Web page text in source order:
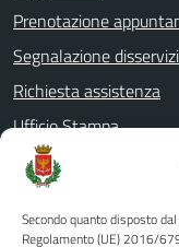
Secondo quanto disposto
Regolamento (UE) 2016/
Prenotazione
Segnalazione
Richiesta assistenza
Ufficio Stampa
Amministrazione
Albo pretorio
Informativa privacy